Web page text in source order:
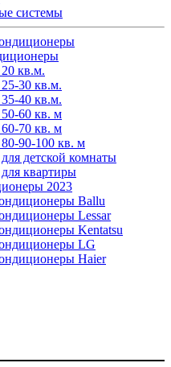
системы
кв.м.
30 кв.м.
40 кв.м.
60 кв. м
70 кв. м
90-100 кв. м
детской комнаты
квартиры
2023
Ballu
Lessar
Kentatsu
LG
Haier